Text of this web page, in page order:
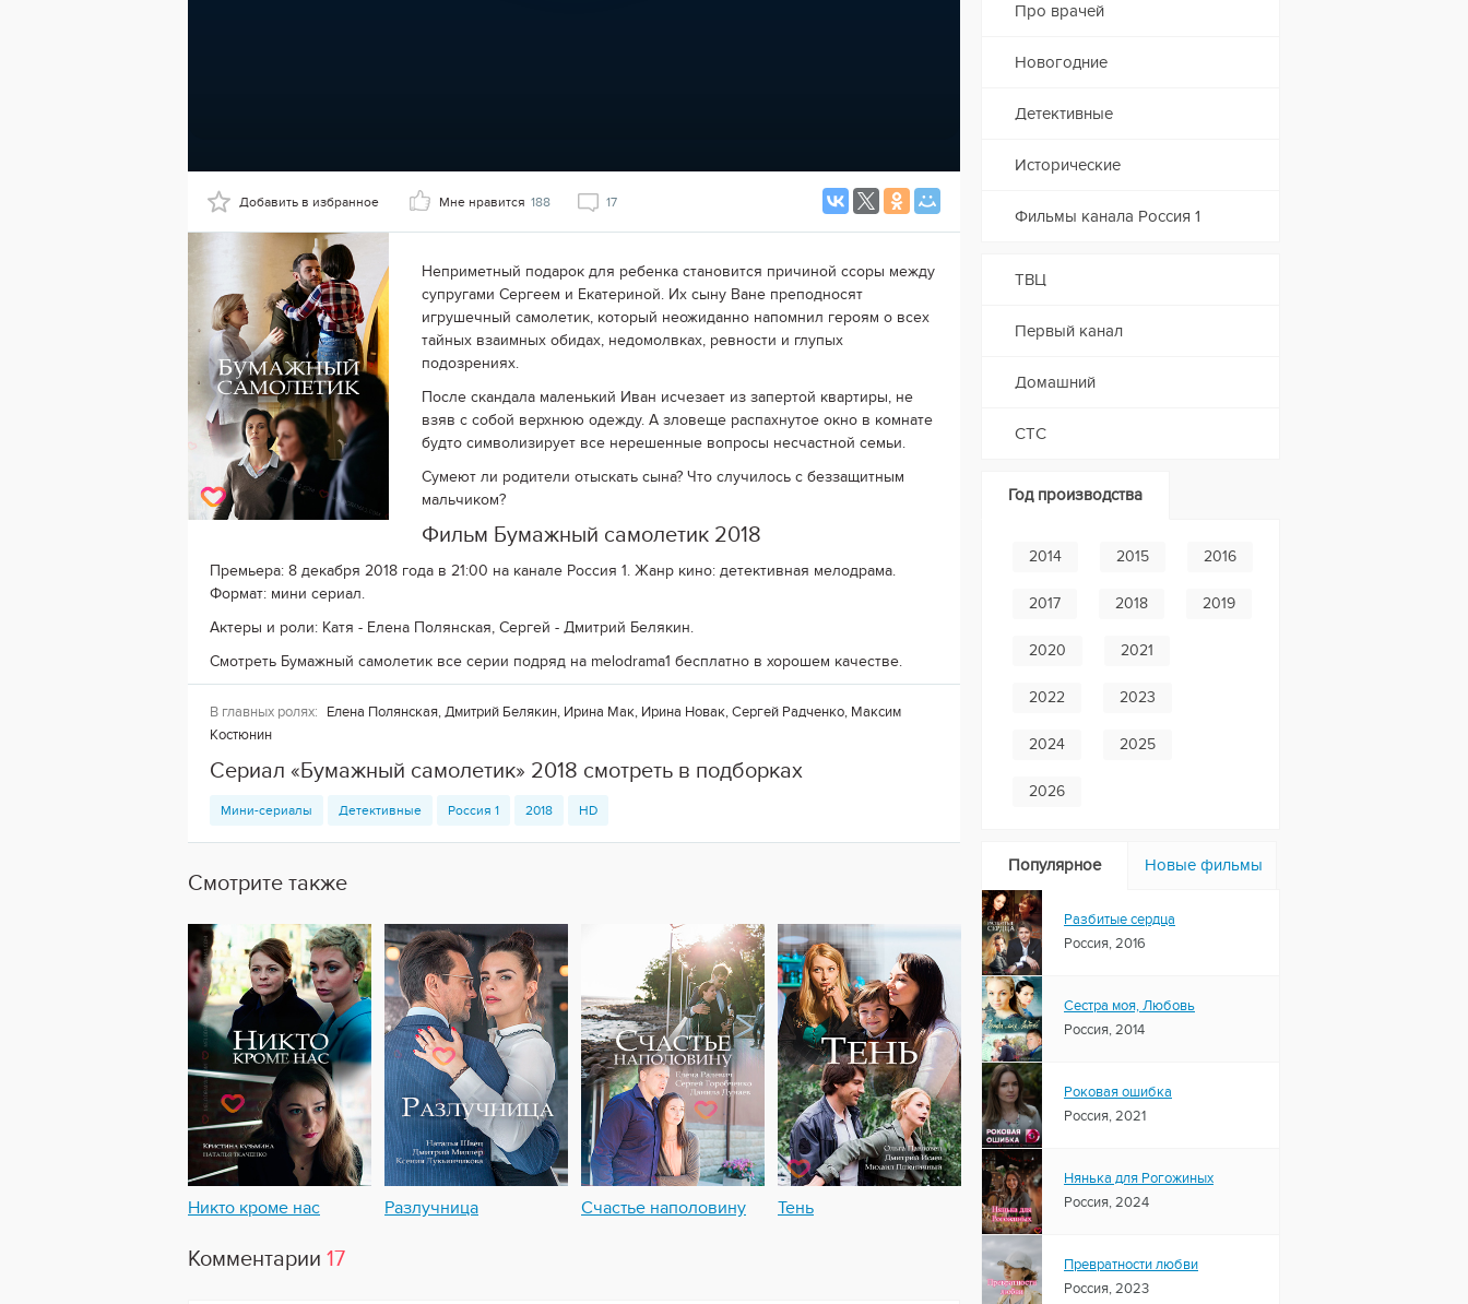
Добавить в избранное Мне нравится 188 17
Неприметный подарок для ребенка становится причиной ссоры между
супругами Сергеем и Екатериной. Их сыну Ване преподносят
игрушечный самолетик, который неожиданно напомнил героям о всех
тайных взаимных обидах, недомолвках, ревности и глупых
подозрениях.
После скандала маленький Иван исчезает из запертой квартиры, не
взяв с собой верхнюю одежду. А зловеще распахнутое окно в комнате
будто символизирует все нерешенные вопросы несчастной семьи.
Сумеют ли родители отыскать сына? Что случилось с беззащитным
мальчиком?
Фильм Бумажный самолетик 2018
Премьера: 8 декабря 2018 года в 21:00 на канале Россия 1. Жанр кино: детективная мелодрама.
Формат: мини сериал.
Актеры и роли: Катя - Елена Полянская, Сергей - Дмитрий Белякин.
Смотреть Бумажный самолетик все серии подряд на melodrama1 бесплатно в хорошем качестве.
В главных ролях:
Елена Полянская, Дмитрий Белякин, Ирина Мак, Ирина Новак, Сергей Радченко, Максим
Костюнин
Сериал «Бумажный самолетик» 2018 смотреть в подборках
Мини-сериалы Детективные Россия 1 2018 HD
Смотрите также
Никто кроме нас Разлучница Счастье наполовину Тень
Комментарии 17
Про врачей
Новогодние
Детективные
Исторические
Фильмы канала Россия 1
ТВЦ
Первый канал
Домашний
СТС
Год производства
2014 2015 2016
2017 2018 2019
2020 2021
2022 2023
2024 2025
2026
Популярное Новые фильмы
Разбитые сердца
Россия, 2016
Сестра моя, Любовь
Россия, 2014
Роковая ошибка
Россия, 2021
Нянька для Рогожиных
Россия, 2024
Превратности любви
Россия, 2023